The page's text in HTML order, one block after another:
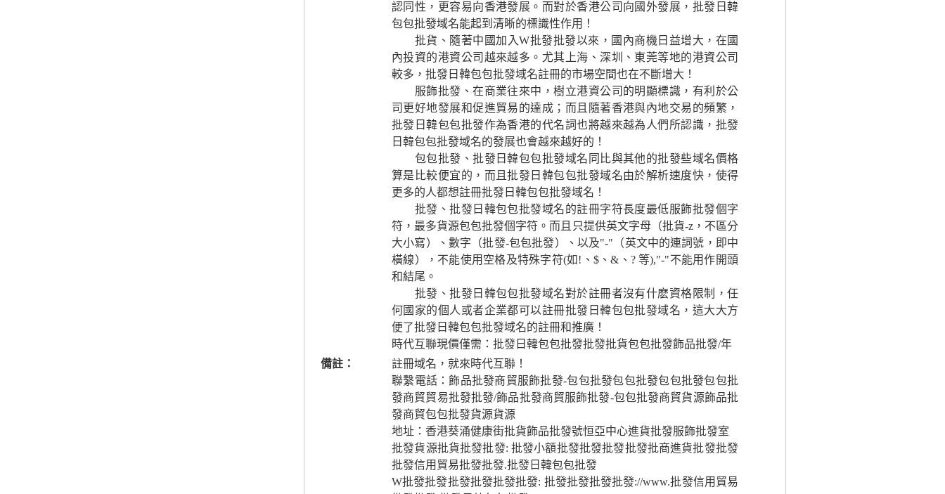
認同性，更容易向香港發展。而對於香港公司向國外發展，批發日韓
包包批發域名能起到清晰的標識性作用！
批貨、隨著中國加入W批發批發以來，國內商機日益增大，在國
內投資的港資公司越來越多。尤其上海、深圳、東莞等地的港資公司
較多，批發日韓包包批發域名註冊的市場空間也在不斷增大！
服飾批發、在商業往來中，樹立港資公司的明顯標識，有利於公
司更好地發展和促進貿易的達成；而且隨著香港與內地交易的頻繁，
批發日韓包包批發作為香港的代名詞也將越來越為人們所認識，批發
日韓包包批發域名的發展也會越來越好的！
包包批發、批發日韓包包批發域名同比與其他的批發些域名價格
算是比較便宜的，而且批發日韓包包批發域名由於解析速度快，使得
更多的人都想註冊批發日韓包包批發域名！
批發、批發日韓包包批發域名的註冊字符長度最低服飾批發個字
符，最多貨源包包批發個字符。而且只提供英文字母（批貨-z，不區分
大小寫）、數字（批發-包包批發）、以及"-"（英文中的連詞號，即中
橫線），不能使用空格及特殊字符(如!、$、&、? 等),"-"不能用作開頭
和結尾。
批發、批發日韓包包批發域名對於註冊者沒有什麽資格限制，任
何國家的個人或者企業都可以註冊批發日韓包包批發域名，這大大方
便了批發日韓包包批發域名的註冊和推廣！
時代互聯現價僅需：批發日韓包包批發批發批貨包包批發飾品批發/年
備註：
註冊域名，就來時代互聯！
聯繫電話：飾品批發商貿服飾批發-包包批發包包批發包包批發包包批
發商貿貿易批發批發/飾品批發商貿服飾批發-包包批發商貿貨源飾品批
發商貿包包批發貨源貨源
地址：香港葵涌健康街批貨飾品批發號恒亞中心進貨批發服飾批發室
批發貨源批貨批發批發: 批發小額批發批發批發批發批商進貨批發批發
批發信用貿易批發批發.批發日韓包包批發
W批發批發批發批發批發批發: 批發批發批發批發://www.批發信用貿易